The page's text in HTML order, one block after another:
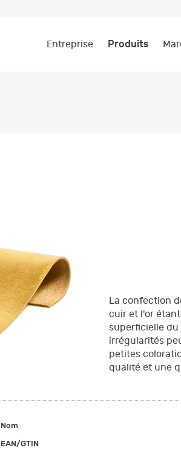
Entreprise Produits
La confection
cuir et l'or
superficielle du
irrégularités
petites
qualité et une
Nom
EAN/GTIN